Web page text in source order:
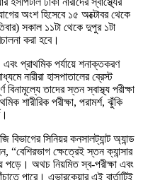
অংশ হিসেবে ১৫ অক্টোবর থেকে
সকাল ১১টা থেকে দুপুর ১টা
করা হবে।
এবং প্রাথমিক পর্যায়ে শনাক্তকরণ
নারীরা হাসপাতালের ব্রেস্ট
তাদের স্তন স্বাস্থ্য পরীক্ষা
শারীরিক পরীক্ষা, পরামর্শ, ঝুঁকি
সিনিয়র কনসালট্যান্ট অ্যান্ড
“বেশিরভাগ ক্ষেত্রেই স্তন ক্যান্সার
পড়ে। অথচ নিয়মিত স্ব-পরীক্ষা এবং
পারে। এভারকেয়ার এই বার্তাটিই